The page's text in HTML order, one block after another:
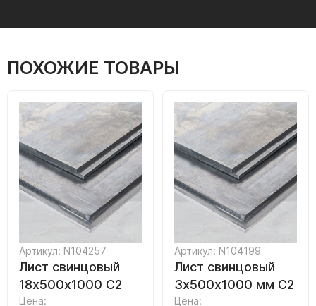
ПОХОЖИЕ ТОВАРЫ
Артикул: N104257
Лист свинцовый
18х500х1000 С2
Цена:
Артикул: N104199
Лист свинцовый
3х500х1000 мм С2
Цена: